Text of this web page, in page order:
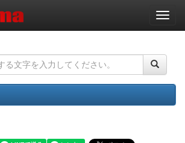
ナ
ビ
ー
ョ
ン